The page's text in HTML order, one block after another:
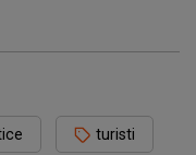
turisti